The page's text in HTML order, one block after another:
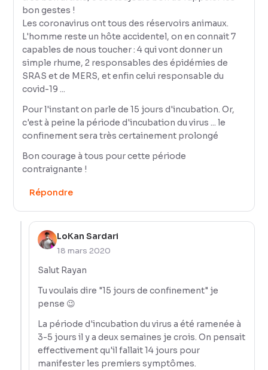
bon gestes !
Les coronavirus ont tous des réservoirs animaux.
L'homme reste un hôte accidentel, on en connait 7
capables de nous toucher : 4 qui vont donner un
simple rhume, 2 responsables des épidémies de
SRAS et de MERS, et enfin celui responsable du
covid-19 ...
Pour l'instant on parle de 15 jours d'incubation. Or,
c'est à peine la période d'incubation du virus ... le
confinement sera très certainement prolongé
Bon courage à tous pour cette période
contraignante !
Répondre
LoKan Sardari
18 mars 2020
Salut Rayan
Tu voulais dire "15 jours de confinement" je
pense 😉
La période d'incubation du virus a été ramenée à
3-5 jours il y a deux semaines je crois. On pensait
effectivement qu'il fallait 14 jours pour
manifester les premiers symptômes.